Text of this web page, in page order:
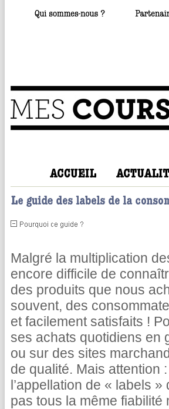
Malgré la multiplication
encore difficile de
des produits que nous
souvent, des
et facilement satisfaits !
ses achats quotidiens en
ou sur des sites
de qualité. Mais attention
l’appellation de « labels »
pas tous la même